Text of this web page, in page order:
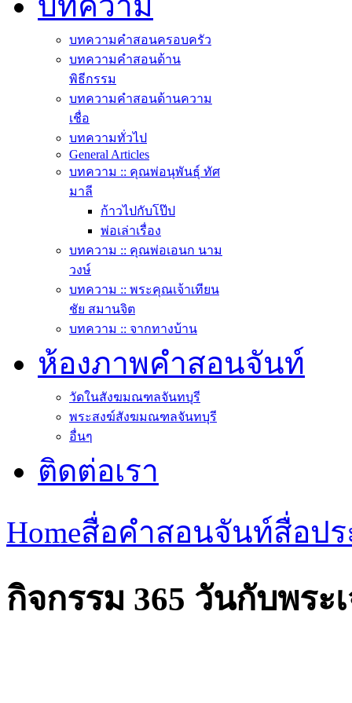
บทความคำสอนครอบครัว
บทความคำสอนด้าน
พิธีกรรม
บทความคำสอนด้านความ
เชื่อ
บทความทั่วไป
General Articles
บทความ :: คุณพ่อนุพันธุ์ ทัศ
มาลี
ก้าวไปกับโป๊ป
พ่อเล่าเรื่อง
บทความ :: คุณพ่อเอนก นาม
วงษ์
บทความ :: พระคุณเจ้าเทียน
ชัย สมานจิต
บทความ :: จากทางบ้าน
ห้องภาพคำสอนจันท์
วัดในสังฆมณฑลจันทบุรี
พระสงฆ์สังฆมณฑลจันทบุรี
อื่นๆ
ติดต่อเรา
Homeสื่อคำสอนจันท์สื่อป
กิจกรรม 365 วันกับพระ